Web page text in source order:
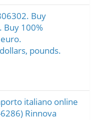
Buy
Buy 100%
pounds.
italiano online
Rinnova